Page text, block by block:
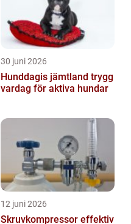
30 juni 2026
Hunddagis jämtland trygg
vardag för aktiva hundar
12 juni 2026
Skruvkompressor effektiv